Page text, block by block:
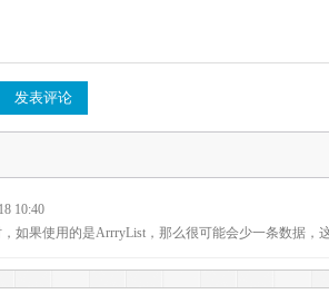
10:40
如果使用的是ArrryList，那么很可能会少一条数据，